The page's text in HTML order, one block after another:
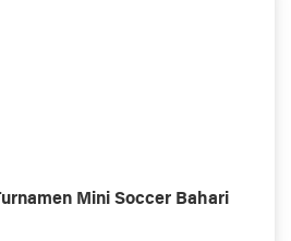
Mini Soccer Bahari